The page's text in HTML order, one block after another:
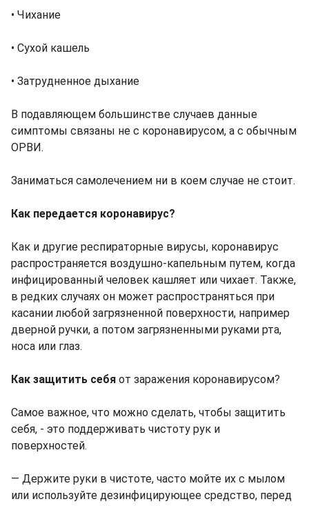
• Чихание
• Сухой кашель
• Затрудненное дыхание
В подавляющем большинстве случаев данные
симптомы связаны не с коронавирусом, а с обычным
ОРВИ.
Заниматься самолечением ни в коем случае не стоит.
Как передается коронавирус?
Как и другие респираторные вирусы, коронавирус
распространяется воздушно-капельным путем, когда
инфицированный человек кашляет или чихает. Также,
в редких случаях он может распространяться при
касании любой загрязненной поверхности, например
дверной ручки, а потом загрязненными руками рта,
носа или глаз.
Как защитить себя от заражения коронавирусом?
Самое важное, что можно сделать, чтобы защитить
себя, - это поддерживать чистоту рук и
поверхностей.
― Держите руки в чистоте, часто мойте их с мылом
или используйте дезинфицирующее средство, перед